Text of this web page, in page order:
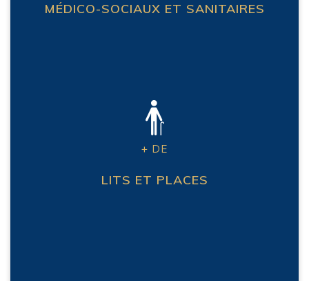
MÉDICO-SOCIAUX ET SANITAIRES
+ DE
LITS ET PLACES